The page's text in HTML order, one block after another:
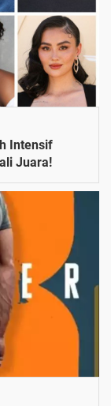
Intensif
Juara!